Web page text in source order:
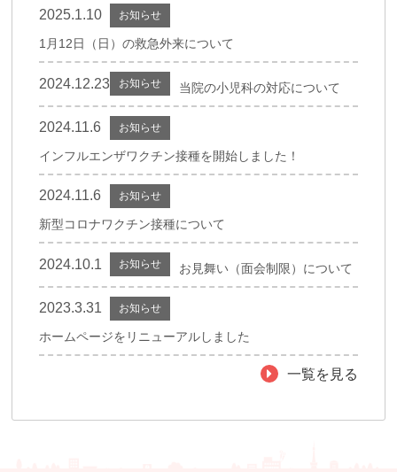
2025.1.10 お知らせ
1月12日（日）の救急外来について
2024.12.23 お知らせ 当院の小児科の対応について
2024.11.6 お知らせ
インフルエンザワクチン接種を開始しました！
2024.11.6 お知らせ
新型コロナワクチン接種について
2024.10.1 お知らせ お見舞い（面会制限）について
2023.3.31 お知らせ
ホームページをリニューアルしました
一覧を見る